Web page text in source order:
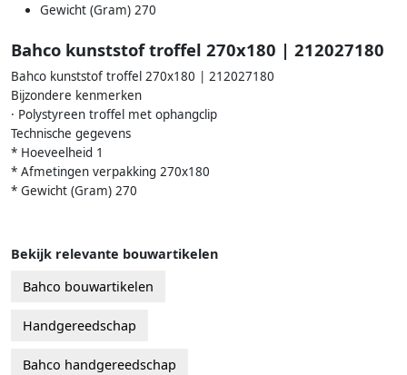
Gewicht (Gram) 270
Bahco kunststof troffel 270x180 | 212027180
Bahco kunststof troffel 270x180 | 212027180
Bijzondere kenmerken
· Polystyreen troffel met ophangclip
Technische gegevens
* Hoeveelheid 1
* Afmetingen verpakking 270x180
* Gewicht (Gram) 270
Bekijk relevante bouwartikelen
Bahco bouwartikelen
Handgereedschap
Bahco handgereedschap